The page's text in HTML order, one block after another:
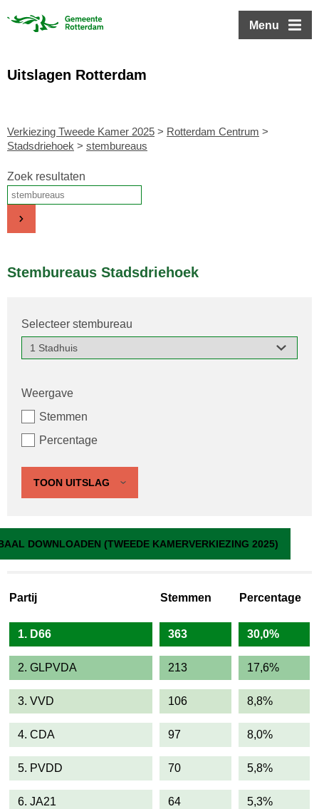
Menu
Uitslagen Rotterdam
Verkiezing Tweede Kamer 2025 > Rotterdam Centrum >
Stadsdriehoek > stembureaus
Zoek resultaten
Stembureaus Stadsdriehoek
Selecteer stembureau
Weergave
Stemmen
Percentage
TOON UITSLAG
1 Stadhuis
DOWNLOADEN (TWEEDE KAMERVERKIEZING 2025)
Partij Stemmen Percentage
1. D66 363 30,0%
2. GLPVDA 213 17,6%
3. VVD 106 8,8%
4. CDA 97 8,0%
5. PVDD 70 5,8%
6. JA21 64 5,3%